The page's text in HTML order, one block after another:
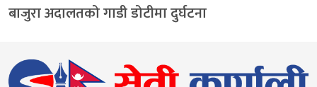
बाजुरा अदालतको गाडी डोटीमा दुर्घटना